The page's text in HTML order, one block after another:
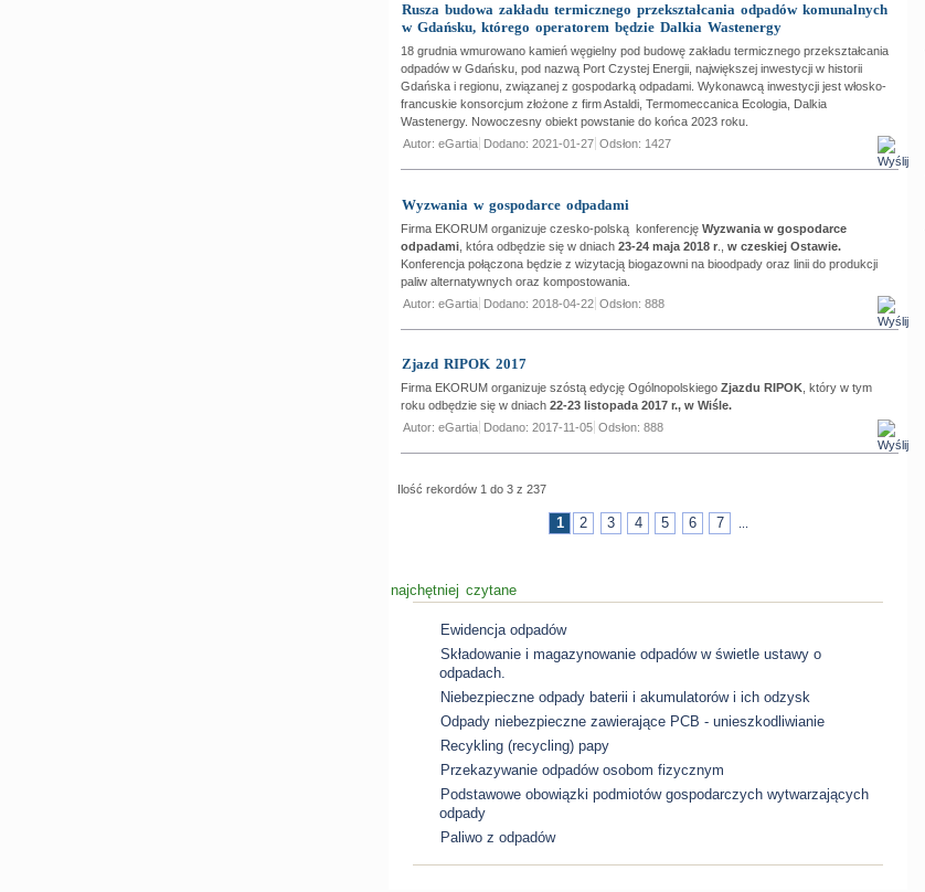
Rusza budowa zakładu termicznego przekształcania odpadów komunalnych
w Gdańsku, którego operatorem będzie Dalkia Wastenergy
18 grudnia wmurowano kamień węgielny pod budowę zakładu termicznego przekształcania
odpadów w Gdańsku, pod nazwą Port Czystej Energii, największej inwestycji w historii
Gdańska i regionu, związanej z gospodarką odpadami. Wykonawcą inwestycji jest włosko-
francuskie konsorcjum złożone z firm Astaldi, Termomeccanica Ecologia, Dalkia
Wastenergy. Nowoczesny obiekt powstanie do końca 2023 roku.
Autor: eGartia Dodano: 2021-01-27 Odsłon: 1427
Wyzwania w gospodarce odpadami
Firma EKORUM organizuje czesko-polską konferencję Wyzwania w gospodarce
odpadami, która odbędzie się w dniach 23-24 maja 2018 r., w czeskiej Ostawie.
Konferencja połączona będzie z wizytacją biogazowni na bioodpady oraz linii do produkcji
paliw alternatywnych oraz kompostowania.
Autor: eGartia Dodano: 2018-04-22 Odsłon: 888
Zjazd RIPOK 2017
Firma EKORUM organizuje szóstą edycję Ogólnopolskiego Zjazdu RIPOK, który w tym
roku odbędzie się w dniach 22-23 listopada 2017 r., w Wiśle.
Autor: eGartia Dodano: 2017-11-05 Odsłon: 888
Ilość rekordów 1 do 3 z 237
1 2 3 4 5 6 7 ...
najchętniej czytane
Ewidencja odpadów
Składowanie i magazynowanie odpadów w świetle ustawy o
odpadach.
Niebezpieczne odpady baterii i akumulatorów i ich odzysk
Odpady niebezpieczne zawierające PCB - unieszkodliwianie
Recykling (recycling) papy
Przekazywanie odpadów osobom fizycznym
Podstawowe obowiązki podmiotów gospodarczych wytwarzających
odpady
Paliwo z odpadów